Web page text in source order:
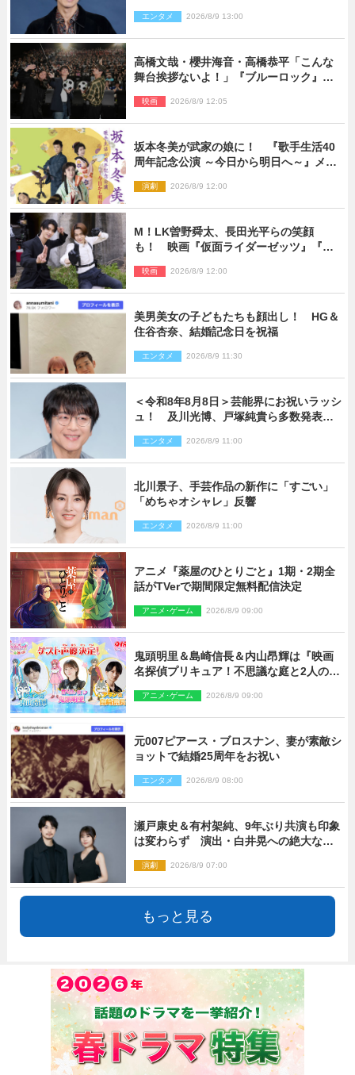
エンタメ 2026/8/9 13:00
高橋文哉・櫻井海音・高橋恭平「こんな
舞台挨拶ないよ！」『ブルーロック』自
映画 2026/8/9 12:05
坂本冬美が武家の娘に！ 『歌手生活40
周年記念公演 ～今日から明日へ～』メイ
演劇 2026/8/9 12:00
M！LK曽野舜太、長田光平らの笑顔
も！ 映画『仮面ライダーゼッツ』『超
ショット到着
映画 2026/8/9 12:00
美男美女の子どもたちも顔出し！ HG＆
住谷杏奈、結婚記念日を祝福
エンタメ 2026/8/9 11:30
＜令和8年8月8日＞芸能界にお祝いラッシ
ュ！ 及川光博、戸塚純貴ら多数発表結
エンタメ 2026/8/9 11:00
北川景子、手芸作品の新作に「すごい」
「めちゃオシャレ」反響
エンタメ 2026/8/9 11:00
アニメ『薬屋のひとりごと』1期・2期全
話がTVerで期間限定無料配信決定
アニメ･ゲーム 2026/8/9 09:00
鬼頭明里＆島崎信長＆内山昂輝は『映画
名探偵プリキュア！不思議な庭と2人の秘
アニメ･ゲーム 2026/8/9 09:00
元007ピアース・ブロスナン、妻が素敵シ
ョットで結婚25周年をお祝い
エンタメ 2026/8/9 08:00
瀬戸康史＆有村架純、9年ぶり共演も印象
は変わらず 演出・白井晃への絶大なる
演劇 2026/8/9 07:00
もっと見る